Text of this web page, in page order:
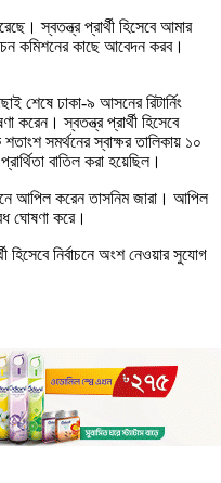
স্বতন্ত্র প্রার্থী হিসেবে আমার
কমিশনের কাছে আবেদন করব।
শেষে ঢাকা-৯ আসনের রিটার্নিং
করেন। স্বতন্ত্র প্রার্থী হিসেবে
সমর্থনের স্বাক্ষর তালিকায় ১০
বাতিল করা হয়েছিল।
আপিল করেন তাসনিম জারা। আপিল
ঘোষণা করে।
নির্বাচনে অংশ নেওয়ার সুযোগ